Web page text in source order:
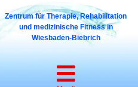
Zentrum für Therapie, Reha­bilitation
und medizinische Fitness in
Wiesbaden-Biebrich